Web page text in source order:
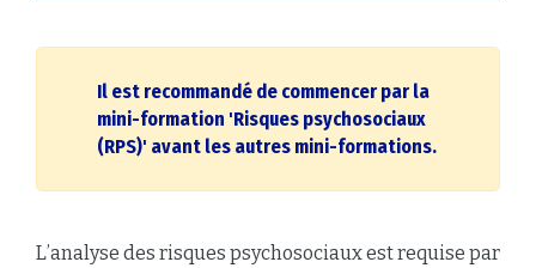
Il est recommandé de commencer par la
mini-formation 'Risques psychosociaux
(RPS)' avant les autres mini-formations.
L’analyse des risques psychosociaux est requise par